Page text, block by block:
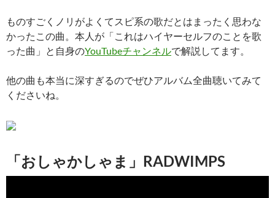
ものすごくノリがよくてスピ系の歌だとはまったく思わな
かったこの曲。本人が「これはハイヤーセルフのことを歌
った曲」と自身のYouTubeチャンネルで解説してます。
他の曲も本当に深すぎるのでぜひアルバム全曲聴いてみて
くださいね。
「おしゃかしゃま」RADWIMPS